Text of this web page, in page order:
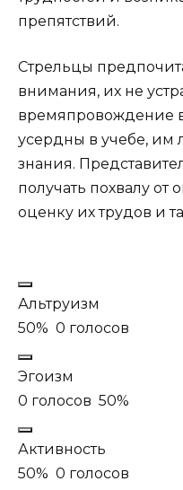
препятствий.
Стрельцы
внимания, их не
времяпровождение
усердны в учебе, им
знания.
получать похвалу
оценку их трудов и
Альтруизм
50% 0 голосов
Эгоизм
0 голосов 50%
Активность
50% 0 голосов